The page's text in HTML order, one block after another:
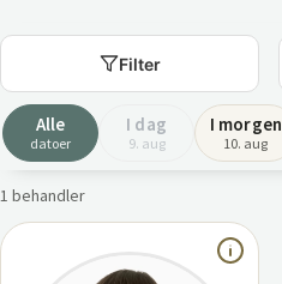
Filter
Alle
datoer
I dag
9. aug
I morgen
10. aug
1 behandler